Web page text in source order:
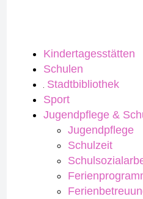
Kindertagesstätten
Schulen
Stadtbibliothek
Sport
Jugendpflege &
Jugendpflege
Schulzeit